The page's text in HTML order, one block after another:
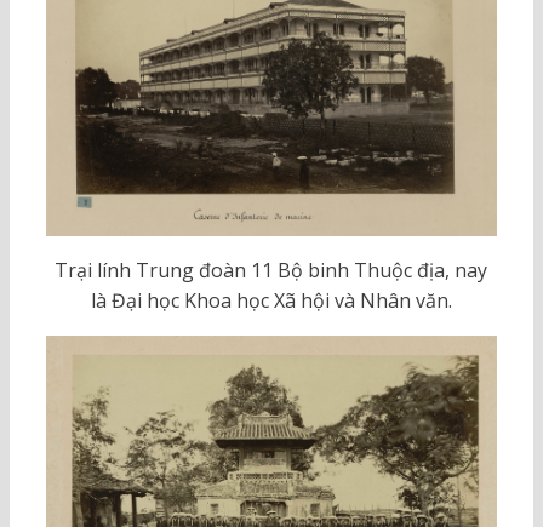
Trại lính Trung đoàn 11 Bộ binh Thuộc địa, nay
là Đại học Khoa học Xã hội và Nhân văn.